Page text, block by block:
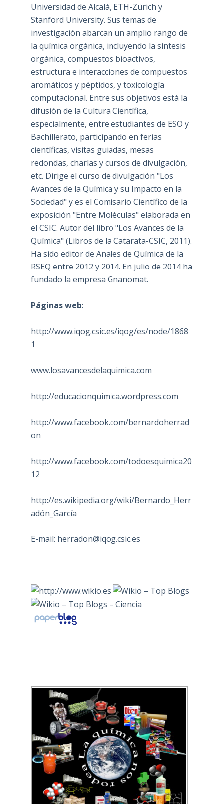
Universidad de Alcalá, ETH-Zürich y
Stanford University. Sus temas de
investigación abarcan un amplio rango de
la química orgánica, incluyendo la síntesis
orgánica, compuestos bioactivos,
estructura e interacciones de compuestos
aromáticos y péptidos, y toxicología
computacional. Entre sus objetivos está la
difusión de la Cultura Científica,
especialmente, entre estudiantes de ESO y
Bachillerato, participando en ferias
científicas, visitas guiadas, mesas
redondas, charlas y cursos de divulgación,
etc. Dirige el curso de divulgación "Los
Avances de la Química y su Impacto en la
Sociedad" y es el Comisario Científico de la
exposición "Entre Moléculas" elaborada en
el CSIC. Autor del libro "Los Avances de la
Química" (Libros de la Catarata-CSIC, 2011).
Ha sido editor de Anales de Química de la
RSEQ entre 2012 y 2014. En julio de 2014 ha
fundado la empresa Gnanomat.
Páginas web:
http://www.iqog.csic.es/iqog/es/node/1868
1
www.losavancesdelaquimica.com
http://educacionquimica.wordpress.com
http://www.facebook.com/bernardoherrad
on
http://www.facebook.com/todoesquimica20
12
http://es.wikipedia.org/wiki/Bernardo_Herr
adón_García
E-mail: herradon@iqog.csic.es